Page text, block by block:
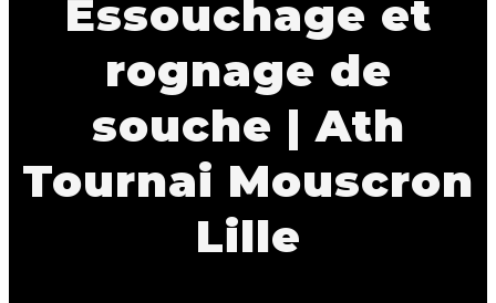
Essouchage et
rognage de
souche | Ath
Tournai Mouscron
Lille